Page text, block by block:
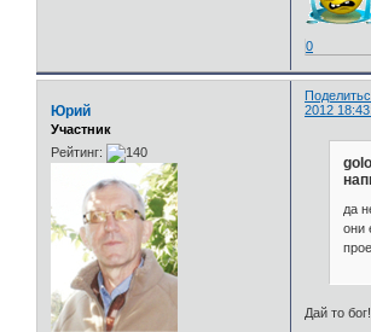
0
2012
Юрий
Участник
Рейтинг:
да
они
Дай то бог!